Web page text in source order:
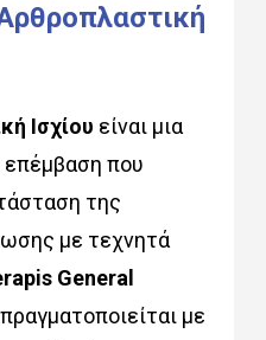
Ισχίου είναι μια
επέμβαση που
της
με τεχνητά
General
με